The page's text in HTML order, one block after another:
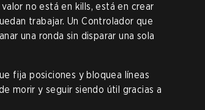
no está en kills, está en crear
trabajar. Un Controlador que
una ronda sin disparar una sola
fija posiciones y bloquea líneas
morir y seguir siendo útil gracias a